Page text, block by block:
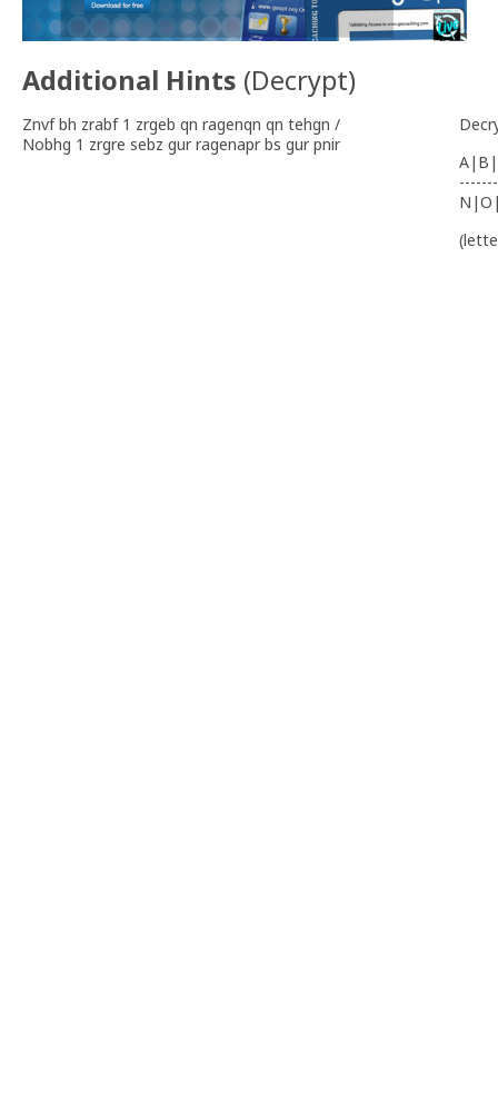
Additional Hints (Decrypt)
Znvf bh zrabf 1 zrgeb qn ragenqn qn tehgn /
Nobhg 1 zrgre sebz gur ragenapr bs gur pnir